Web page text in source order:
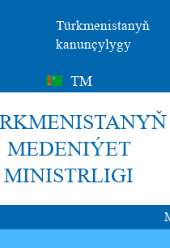
Türkmenistanyň
kanunçylygy
TM
MEDENIÝET
MINISTRLIGI